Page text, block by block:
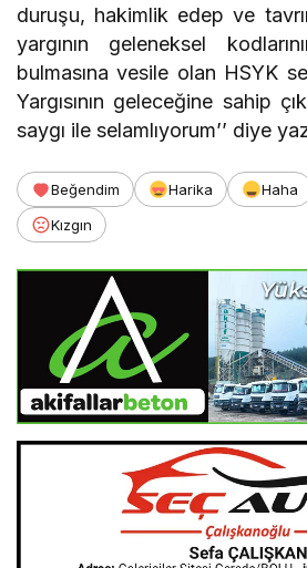
duruşu, hakimlik edep ve
yargının geleneksel
bulmasına vesile olan HSYK
Yargısının geleceğine sahip
saygı ile selamlıyorum’’ diye
Beğendim Harika Haha
Kızgın